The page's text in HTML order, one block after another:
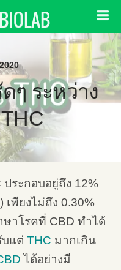
ๆ ระหว่าง
ระกอบอยู่ถึง 12%
) เพียงไม่ถึง 0.30%
ษาโรคที่ CBD ทำได้
แต่ THC มากเกิน
ได้อย่างมี